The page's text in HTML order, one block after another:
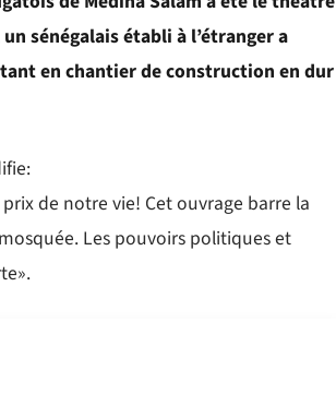
sénégalais établi à l’étranger a
en chantier de construction en dur
de notre vie! Cet ouvrage barre la
Les pouvoirs politiques et